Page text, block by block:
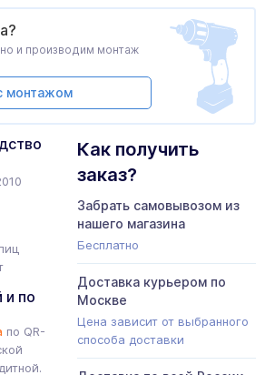
и по
по QR-
Как получить
заказ?
Забрать самовывозом из
нашего магазина
Бесплатно
Доставка курьером по
Москве
Цена зависит от выбранного
способа доставки
и производим монтаж
монтажом